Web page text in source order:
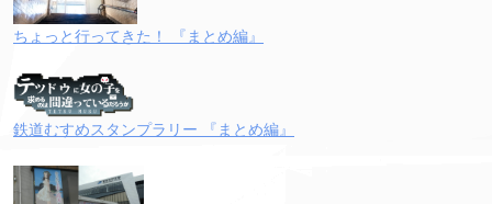
ちょっと行ってきた！ 『まとめ編』
鉄道むすめスタンプラリー 『まとめ編』